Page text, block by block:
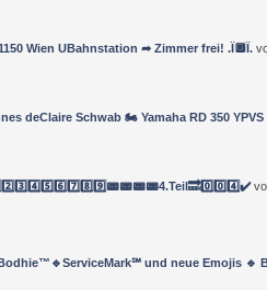
Wien UBahnstation ➦ Zimmer frei! .Ï🔲Ï.
deClaire Schwab 🏍️ Yamaha RD 350
und neue Emojis 🔹